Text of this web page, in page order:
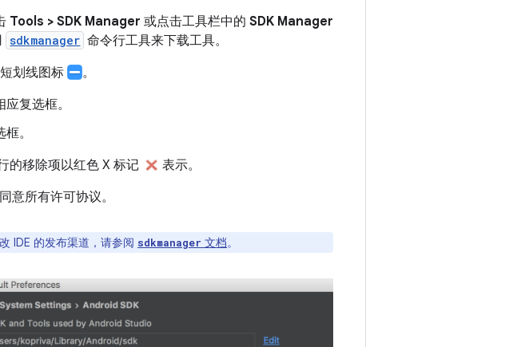
Tools > SDK Manager 或点击工具栏中的 SDK Manager
sdkmanager 命令行工具来下载工具。
划线图标
。
复选框。
。
的移除项以红色 X 标记
表示。
意所有许可协议。
IDE 的发布渠道，请参阅 sdkmanager 文档。